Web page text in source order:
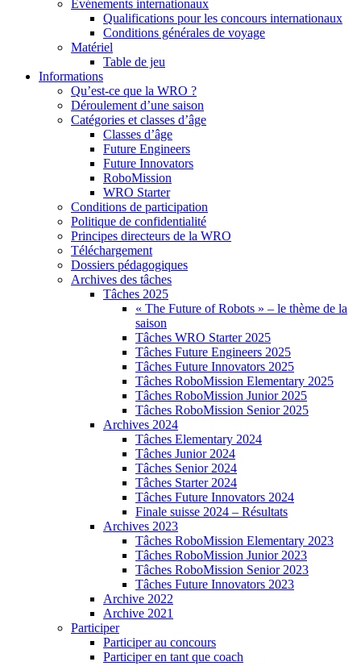
Événements internationaux
Qualifications pour les concours internationaux
Conditions générales de voyage
Matériel
Table de jeu
Informations
Qu’est-ce que la WRO ?
Déroulement d’une saison
Catégories et classes d’âge
Classes d’âge
Future Engineers
Future Innovators
RoboMission
WRO Starter
Conditions de participation
Politique de confidentialité
Principes directeurs de la WRO
Téléchargement
Dossiers pédagogiques
Archives des tâches
Tâches 2025
« The Future of Robots » – le thème de la
saison
Tâches WRO Starter 2025
Tâches Future Engineers 2025
Tâches Future Innovators 2025
Tâches RoboMission Elementary 2025
Tâches RoboMission Junior 2025
Tâches RoboMission Senior 2025
Archives 2024
Tâches Elementary 2024
Tâches Junior 2024
Tâches Senior 2024
Tâches Starter 2024
Tâches Future Innovators 2024
Finale suisse 2024 – Résultats
Archives 2023
Tâches RoboMission Elementary 2023
Tâches RoboMission Junior 2023
Tâches RoboMission Senior 2023
Tâches Future Innovators 2023
Archive 2022
Archive 2021
Participer
Participer au concours
Participer en tant que coach